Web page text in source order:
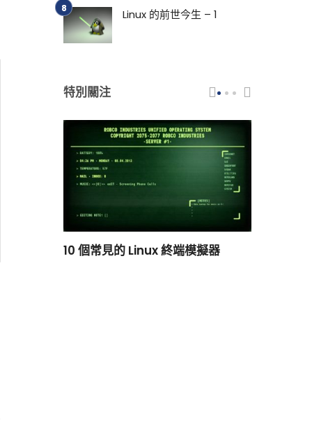
Linux 的前世今生 – 1
特別關注
10 個常見的 Linux 終端模擬器